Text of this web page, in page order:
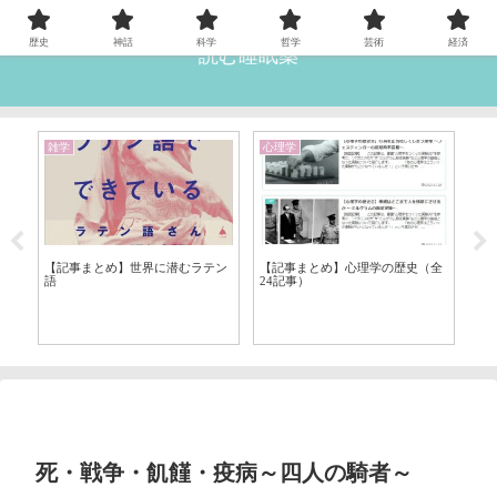
読む睡眠薬
雑学
【記事まとめ】世界に潜むラテン
語
心理学
【記事まとめ】心理学の歴史（全
24記事）
死・戦争・飢饉・疫病～四人の騎者～
歴史 神話 科学 哲学 芸術 経済